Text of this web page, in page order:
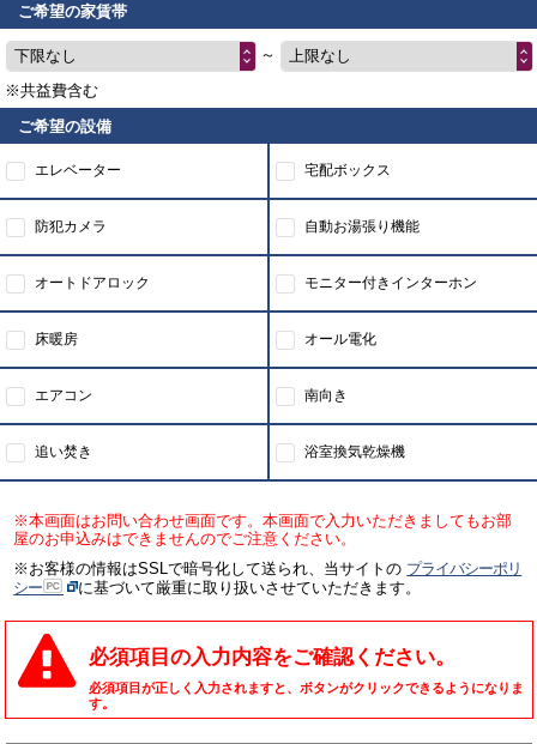
ご希望の家賃帯
下限なし ～
上限なし
※共益費含む
ご希望の設備
エレベーター 宅配ボックス
防犯カメラ 自動お湯張り機能
オートドアロック モニター付きインターホン
床暖房 オール電化
エアコン 南向き
追い焚き 浴室換気乾燥機
※本画面はお問い合わせ画面です。本画面で入力いただきましてもお部
屋のお申込みはできませんのでご注意ください。
※お客様の情報はSSLで暗号化して送られ、当サイトの プライバシーポリ
シー
に基づいて厳重に取り扱いさせていただきます。
必須項目の入力内容をご確認ください。
必須項目が正しく入力されますと、ボタンがクリックできるようになりま
す。